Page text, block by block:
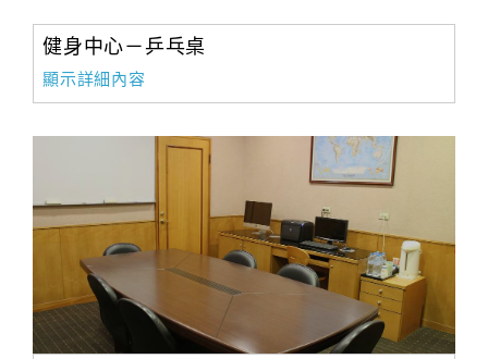
健身中心－乒乓桌
顯示詳細內容